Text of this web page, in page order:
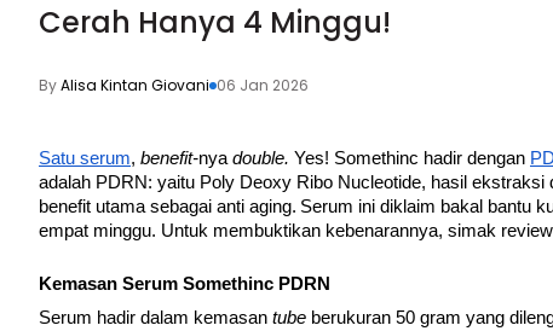
Cerah Hanya 4 Minggu!
ByAlisa Kintan Giovani 06 Jan 2026
Satu serum, benefit-nya double. Yes! Somethinc hadir dengan
adalah PDRN: yaitu Poly Deoxy Ribo Nucleotide, hasil ekstraksi
benefit utama sebagai anti aging. Serum ini diklaim bakal bantu
empat minggu. Untuk membuktikan kebenarannya, simak
Kemasan Serum Somethinc PDRN
Serum hadir dalam kemasan tube berukuran 50 gram yang